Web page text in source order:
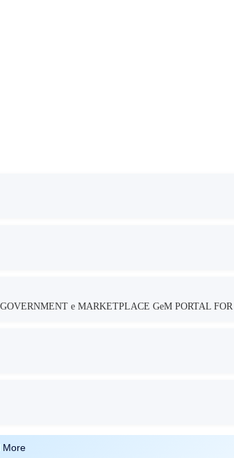
e MARKETPLACE GeM PORTAL FOR
More